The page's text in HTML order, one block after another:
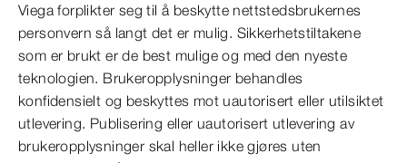
Viega forplikter seg til å beskytte nettstedsbrukernes
personvern så langt det er mulig. Sikkerhetstiltakene
som er brukt er de best mulige og med den nyeste
teknologien. Brukeropplysninger behandles
konfidensielt og beskyttes mot uautorisert eller utilsiktet
utlevering. Publisering eller uautorisert utlevering av
brukeropplysninger skal heller ikke gjøres uten